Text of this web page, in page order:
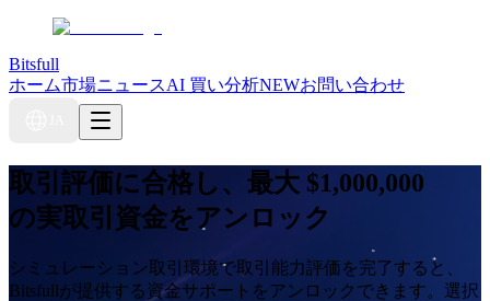
Bitsfull
ホーム市場ニュースAI 買い分析NEWお問い合わせ
取引評価に合格し、最大 $1,000,000
の実取引資金をアンロック
シミュレーション取引環境で取引能力評価を完了すると、
Bitsfullが提供する資金サポートをアンロックできます。選択